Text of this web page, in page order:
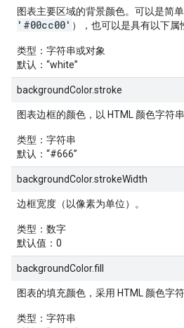
图表主要区域的背景颜色。可以是简
'#00cc00' ），也可以是具有以下属
类型 ：字符串或对象
默认 ：“white”
backgroundColor.stroke
图表边框的颜色，以 HTML 颜色字符串
类型 ：字符串
默认 ：“#666”
backgroundColor.strokeWidth
边框宽度（以像素为单位）。
类型 ：数字
默认值 ：0
backgroundColor.fill
图表的填充颜色，采用 HTML 颜色字符
类型 ：字符串